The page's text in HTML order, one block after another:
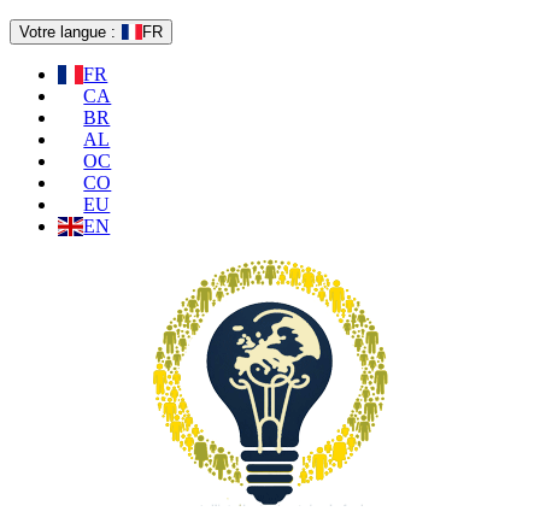
Votre langue : FR
FR
CA
BR
AL
OC
CO
EU
EN